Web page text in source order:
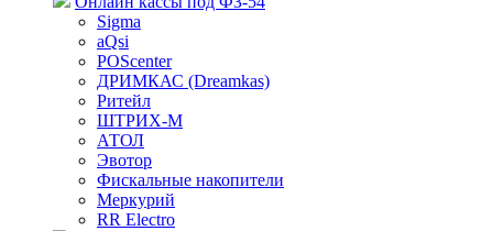
Sigma
aQsi
POScenter
ДРИМКАС (Dreamkas)
Ритейл
ШТРИХ-М
АТОЛ
Эвотор
Фискальные накопители
Меркурий
RR Electro